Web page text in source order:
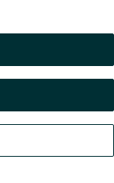
Czat Konto